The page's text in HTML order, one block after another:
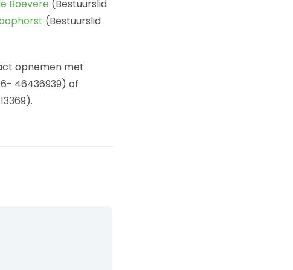
Boevere (Bestuurslid
(Bestuurslid
opnemen met
46436939) of